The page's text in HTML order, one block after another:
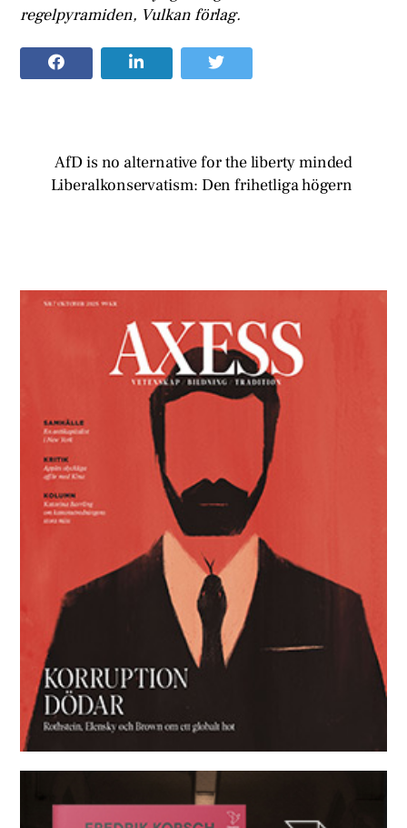
regelpyramiden, Vulkan förlag.
AfD is no alternative for the liberty minded
Liberalkonservatism: Den frihetliga högern